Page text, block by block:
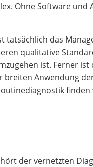
Ohne Software und
tatsächlich das
qualitative
ist. Ferner ist
Anwendung
finden
der vernetzten